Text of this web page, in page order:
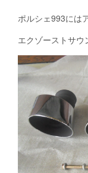
ポルシェ993には
エクゾーストサウ